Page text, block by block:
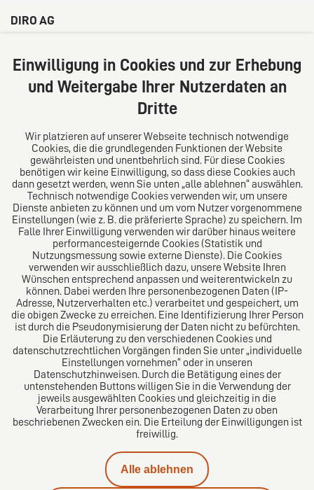
DIRO AG
20354 Hamburg
Deutschland
Tel: +49 (0) 40 41352231
Über uns
Das Kanzlei-Vertrauensnetzwerk. Aus Europa für die
Welt. Für den erfolgreichen Mittelstand.
Folgen Sie uns auf
Das europäische Kanzlei-Netzwerk
Einwilligung in Cookies und zur Erhebung
und Weitergabe Ihrer Nutzerdaten an
Dritte
Wir platzieren auf unserer Webseite technisch notwendige
Cookies, die die grundlegenden Funktionen der Website
gewährleisten und unentbehrlich sind. Für diese Cookies
benötigen wir keine Einwilligung, so dass diese Cookies auch
dann gesetzt werden, wenn Sie unten „alle ablehnen“ auswählen.
Technisch notwendige Cookies verwenden wir, um unsere
Dienste anbieten zu können und um vom Nutzer vorgenommene
Einstellungen (wie z. B. die präferierte Sprache) zu speichern. Im
Falle Ihrer Einwilligung verwenden wir darüber hinaus weitere
performancesteigernde Cookies (Statistik und
Nutzungsmessung sowie externe Dienste). Die Cookies
verwenden wir ausschließlich dazu, unsere Website Ihren
Wünschen entsprechend anpassen und weiterentwickeln zu
können. Dabei werden Ihre personenbezogenen Daten (IP-
Adresse, Nutzerverhalten etc.) verarbeitet und gespeichert, um
die obigen Zwecke zu erreichen. Eine Identifizierung Ihrer Person
ist durch die Pseudonymisierung der Daten nicht zu befürchten.
Die Erläuterung zu den verschiedenen Cookies und
datenschutzrechtlichen Vorgängen finden Sie unter „individuelle
Einstellungen vornehmen“ oder in unseren
Datenschutzhinweisen. Durch die Betätigung eines der
untenstehenden Buttons willigen Sie in die Verwendung der
jeweils ausgewählten Cookies und gleichzeitig in die
Verarbeitung Ihrer personenbezogenen Daten zu oben
beschriebenen Zwecken ein. Die Erteilung der Einwilligungen ist
freiwillig.
Alle ablehnen